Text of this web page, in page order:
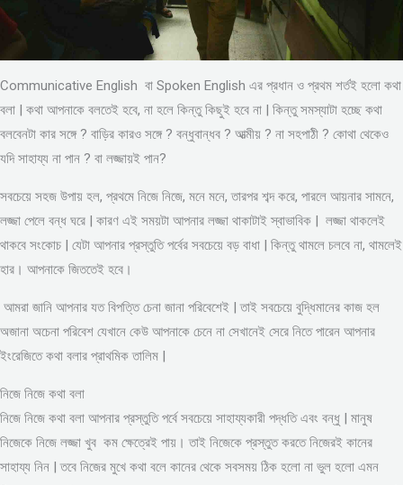
Communicative English বা Spoken English এর প্রধান ও প্রথম শর্তই হলো কথা
বলা | কথা আপনাকে বলতেই হবে, না হলে কিন্তু কিছুই হবে না | কিন্তু সমস্যাটা হচ্ছে কথা
বলবেনটা কার সঙ্গে ? বাড়ির কারও সঙ্গে ? বন্ধুবান্ধব ? আত্মীয় ? না সহপাঠী ? কোথা থেকেও
যদি সাহায্য না পান ? বা লজ্জায়ই পান?
সবচেয়ে সহজ উপায় হল, প্রথমে নিজে নিজে, মনে মনে, তারপর শব্দ করে, পারলে আয়নার সামনে,
লজ্জা পেলে বন্ধ ঘরে | কারণ এই সময়টা আপনার লজ্জা থাকাটাই স্বাভাবিক | লজ্জা থাকলেই
থাকবে সংকোচ | যেটা আপনার প্রস্তুতি পর্বের সবচেয়ে বড় বাধা | কিন্তু থামলে চলবে না, থামলেই
হার। আপনাকে জিততেই হবে।
আমরা জানি আপনার যত বিপত্তি চেনা জানা পরিবেশেই | তাই সবচেয়ে বুদ্ধিমানের কাজ হল
অজানা অচেনা পরিবেশ যেখানে কেউ আপনাকে চেনে না সেখানেই সেরে নিতে পারেন আপনার
ইংরেজিতে কথা বলার প্রাথমিক তালিম |
নিজে নিজে কথা বলা
নিজে নিজে কথা বলা আপনার প্রস্তুতি পর্বে সবচেয়ে সাহায্যকারী পদ্ধতি এবং বন্ধু | মানুষ
নিজেকে নিজে লজ্জা খুব কম ক্ষেত্রেই পায়। তাই নিজেকে প্রস্তুত করতে নিজেরই কানের
সাহায্য নিন | তবে নিজের মুখে কথা বলে কানের থেকে সবসময় ঠিক হলো না ভুল হলো এমন